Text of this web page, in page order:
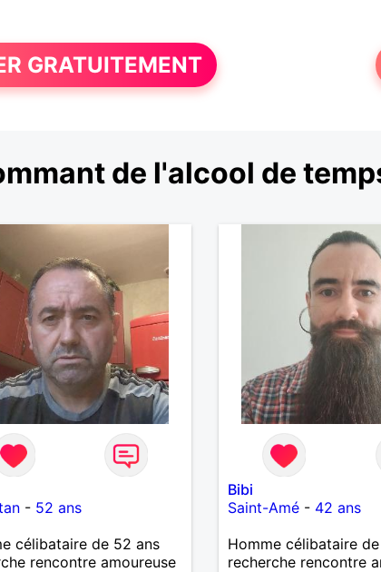
GRATUITEMENT
de l'alcool de
- 52 ans
célibataire de 52 ans
rencontre amoureuse
Bibi
Saint-Amé - 42 ans
Homme célibataire
recherche rencontre